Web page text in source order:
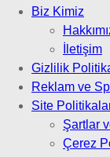
Biz Kimiz
İletişim
Gizlilik
Reklam ve
Site
Şartlar
Çerez